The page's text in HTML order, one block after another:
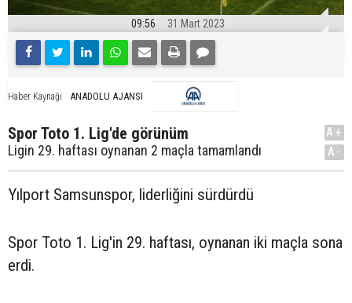
09:56 31 Mart 2023
Haber Kaynağı ANADOLU AJANSI
Spor Toto 1. Lig'de görünüm
Ligin 29. haftası oynanan 2 maçla tamamlandı
A+
A-
Yılport Samsunspor, liderliğini sürdürdü
Spor Toto 1. Lig'in 29. haftası, oynanan iki maçla sona
erdi.